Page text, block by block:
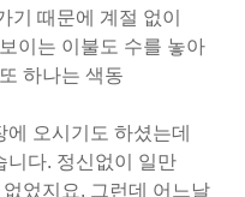
기 때문에 계절 없이
이는 이불도 수를 놓아
하나는 색동
오시기도 하셨는데
니다. 정신없이 일만
었지요. 그런데 어느날